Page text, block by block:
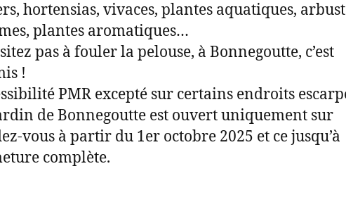
hortensias, vivaces, plantes aquatiques,
plantes aromatiques…
pas à fouler la pelouse, à Bonnegoutte, c’est
!
PMR excepté sur certains endroits
de Bonnegoutte est ouvert uniquement sur
vous à partir du 1er octobre 2025 et ce jusqu’à
complète.